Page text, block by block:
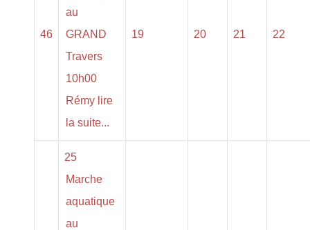
46
au
GRAND
Travers
10h00
Rémy lire
la suite...
19 20 21 22
25
Marche
aquatique
au